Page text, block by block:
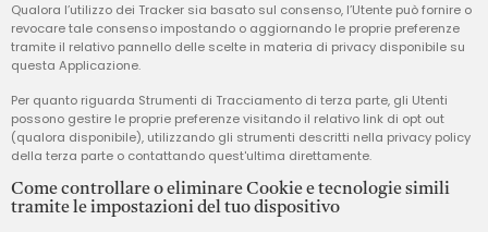
Qualora l’utilizzo dei Tracker sia basato sul consenso, l’Utente può fornire o
revocare tale consenso impostando o aggiornando le proprie preferenze
tramite il relativo pannello delle scelte in materia di privacy disponibile su
questa Applicazione.
Per quanto riguarda Strumenti di Tracciamento di terza parte, gli Utenti
possono gestire le proprie preferenze visitando il relativo link di opt out
(qualora disponibile), utilizzando gli strumenti descritti nella privacy policy
della terza parte o contattando quest'ultima direttamente.
Come controllare o eliminare Cookie e tecnologie simili
tramite le impostazioni del tuo dispositivo